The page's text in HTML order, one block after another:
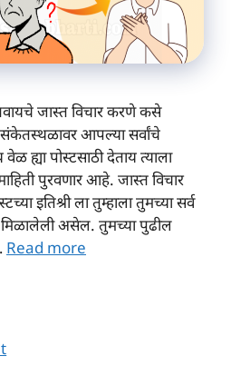
जास्त विचार करणे कसे
आपल्या सर्वांचे
ह्या पोस्टसाठी देताय त्याला
पुरवणार आहे. जास्त विचार
इतिश्री ला तुम्हाला तुमच्या सर्व
मिळालेली असेल. तुमच्या पुढील
Read more